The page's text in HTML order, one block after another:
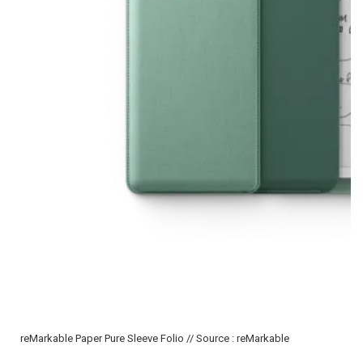
reMarkable Paper Pure Sleeve Folio // Source : reMarkable